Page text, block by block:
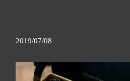
2019/07/08